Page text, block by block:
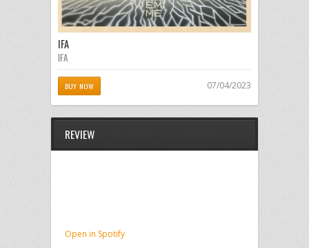
IFA
IFA
BUY NOW 07/04/2023
REVIEW
Open in Spotify